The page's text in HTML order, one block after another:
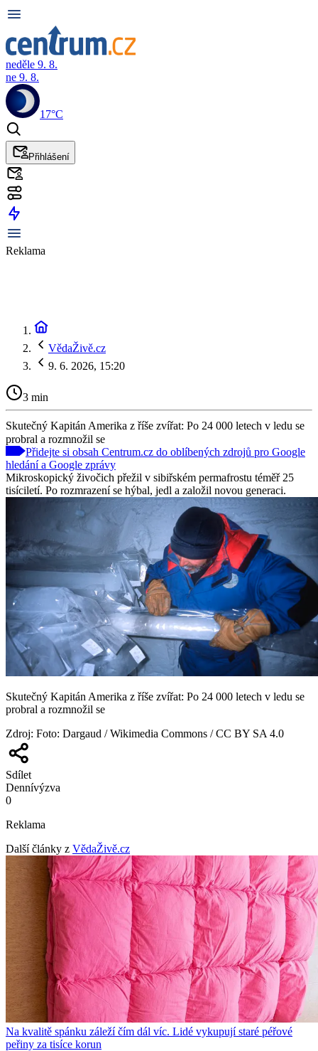
neděle 9. 8.
ne 9. 8.
17°C
Přihlášení
Reklama
VědaŽivě.cz
9. 6. 2026, 15:20
3 min
Skutečný Kapitán Amerika z říše zvířat: Po 24 000 letech v ledu se
probral a rozmnožil se
Přidejte si obsah Centrum.cz do oblíbených zdrojů pro Google
hledání a Google zprávy
Mikroskopický živočich přežil v sibiřském permafrostu téměř 25
tisíciletí. Po rozmrazení se hýbal, jedl a založil novou generaci.
Skutečný Kapitán Amerika z říše zvířat: Po 24 000 letech v ledu se
probral a rozmnožil se
Zdroj: Foto: Dargaud / Wikimedia Commons / CC BY SA 4.0
Sdílet
Dennívýzva
0
Reklama
Další články z VědaŽivě.cz
Na kvalitě spánku záleží čím dál víc. Lidé vykupují staré péřové
peřiny za tisíce korun